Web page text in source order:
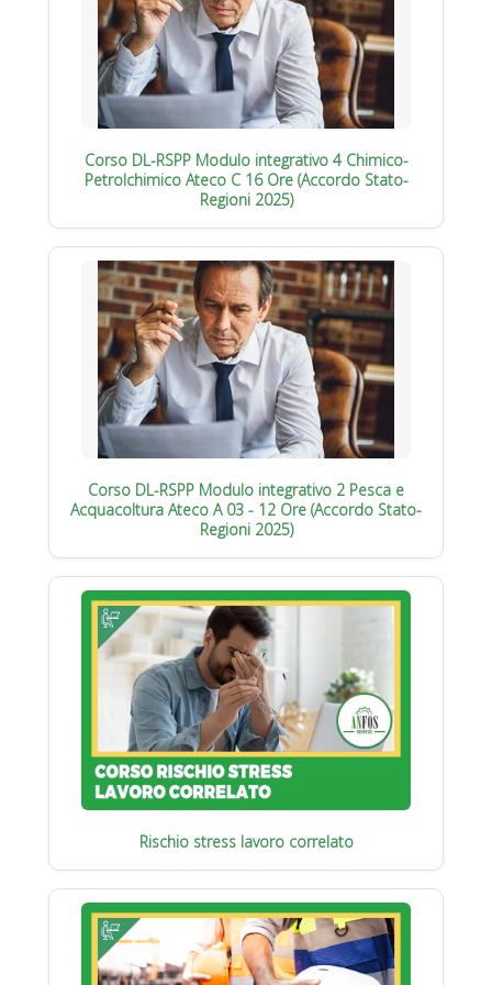
Corso DL-RSPP Modulo integrativo 4 Chimico-
Petrolchimico Ateco C 16 Ore (Accordo Stato-
Regioni 2025)
Corso DL-RSPP Modulo integrativo 2 Pesca e
Acquacoltura Ateco A 03 - 12 Ore (Accordo Stato-
Regioni 2025)
Rischio stress lavoro correlato